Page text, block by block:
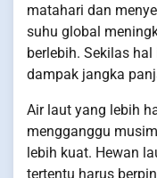
matahari dan
suhu global
berlebih. Sekilas
dampak jangka
Air laut yang lebih
mengganggu
lebih kuat. Hewan
tertentu harus